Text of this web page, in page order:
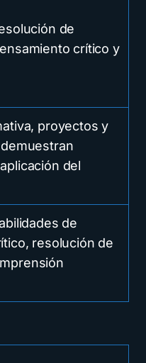
de
crítico y
proyectos y
del
de
resolución de